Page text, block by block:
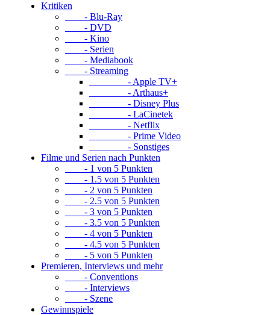
Kritiken
- Blu-Ray
- DVD
- Kino
- Serien
- Mediabook
- Streaming
- Apple TV+
- Arthaus+
- Disney Plus
- LaCinetek
- Netflix
- Prime Video
- Sonstiges
Filme und Serien nach Punkten
- 1 von 5 Punkten
- 1.5 von 5 Punkten
- 2 von 5 Punkten
- 2.5 von 5 Punkten
- 3 von 5 Punkten
- 3.5 von 5 Punkten
- 4 von 5 Punkten
- 4.5 von 5 Punkten
- 5 von 5 Punkten
Premieren, Interviews und mehr
- Conventions
- Interviews
- Szene
Gewinnspiele